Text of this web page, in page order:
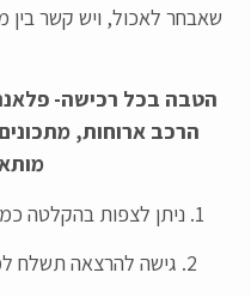
שאבחר לאכול, ויש קשר בין
הטבה בכל רכישה- פלאנר
הרכב ארוחות,
1. ניתן לצפות בהקלטה כמה פעמים שרוצים וללא הגבלת זמן
2. גישה להרצאה תשלח למייל עד 12 שעות ממועד הרכישה